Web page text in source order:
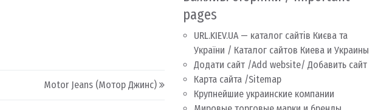
Motor Jeans (Мотор Джинс)
pages
URL.KIEV.UA — каталог сайтів Києва та
України / Каталог сайтов Киева и Украины
Додати сайт /Add website/ Добавить сайт
Карта сайта /Sitemap
Крупнейшие украинские компании